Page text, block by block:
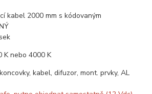
kabel 2000 mm s kódovaným
K nebo 4000 K
kabel, difuzor, mont. prvky, AL